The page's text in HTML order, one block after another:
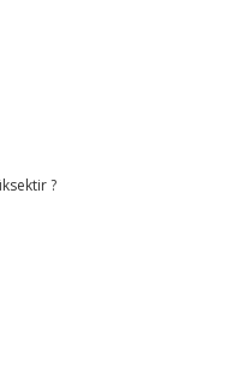
?